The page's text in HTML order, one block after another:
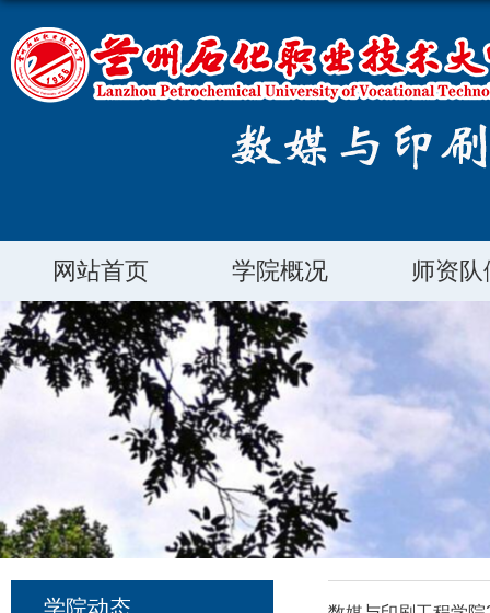
网站首页 学院概况 师资队
学院动态